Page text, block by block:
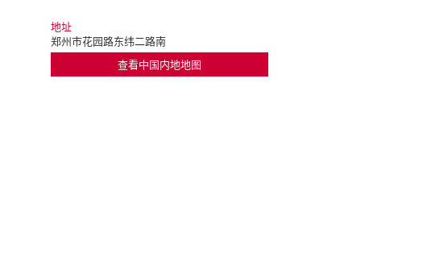
地址
郑州市花园路东纬二路南
查看中国内地地图